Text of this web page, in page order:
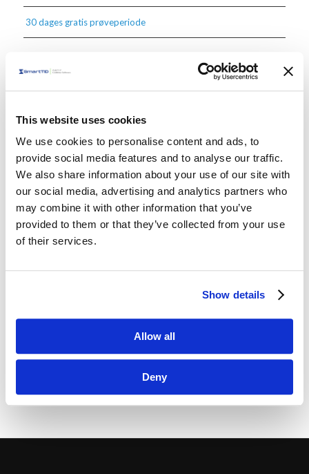
This website uses cookies
We use cookies to personalise content and ads, to
provide social media features and to analyse our traffic.
We also share information about your use of our site with
our social media, advertising and analytics partners who
may combine it with other information that you’ve
provided to them or that they’ve collected from your use
of their services.
Show details
Allow all
Deny
30 dages gratis prøveperiode
SmartTID er mere end tidsregistrering
end blot at registrere at der er arbejdet fra 07:00 –
15:00. Så har I overenskomster, lokalaftaler eller blot
regler i jeres virksomhed som kan påvirke lønne i den
sidste ende, så inviter os indenfor og lad vores
konsulenter hjælpe med at digitaliserer
tidsregistreringen hos jer. Vi er helt sikre på, og har
masser af referencer der kan bekræfte det, at det
samlet set ikke er en omkostning at få løst den opgave
seriøst i SmartTID. Vi lægger også stor vægt på at have
gennemskuelighed i beregningerne så alle kan følge
med. Det skaber høj grad af tillid til systemet, og når
der så ovenikøbet er penge at spare – så gør det vel